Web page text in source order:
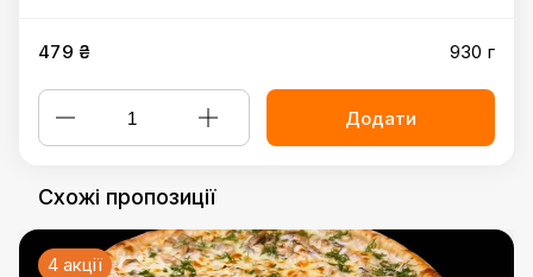
479 ₴ 930 г
Додати
Схожі пропозиції
4 акції